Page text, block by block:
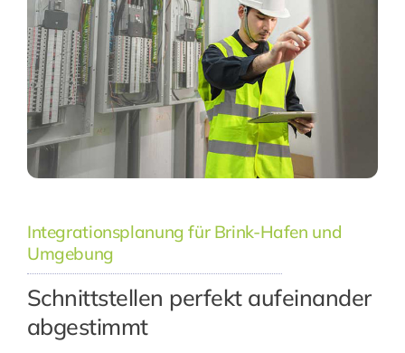
Integrationsplanung für Brink-Hafen und
Umgebung
Schnittstellen perfekt aufeinander
abgestimmt